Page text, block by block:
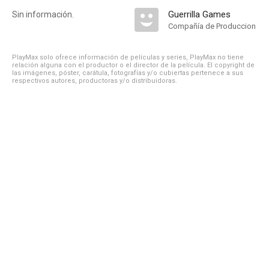
Sin información.
Guerrilla Games
Compañía de Produccion
PlayMax solo ofrece información de películas y series, PlayMax no tiene
relación alguna con el productor o el director de la película. El copyright de
las imágenes, póster, carátula, fotografías y/o cubiertas pertenece a sus
respectivos autores, productoras y/o distribuidoras.